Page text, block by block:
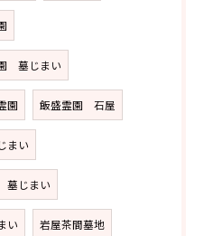
墓じまい
園 飯盛霊園 石屋
まい
墓じまい
い 岩屋茶間墓地